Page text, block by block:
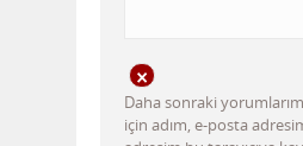
Daha sonraki
için adım, e-posta